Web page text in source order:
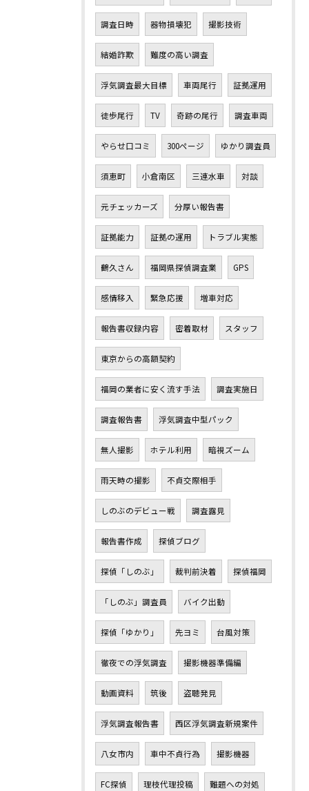
調査日時 器物損壊犯 撮影技術
結婚詐欺 難度の高い調査
浮気調査最大目標 車両尾行 証拠運用
徒歩尾行 TV 奇跡の尾行 調査車両
やらせ口コミ 300ページ ゆかり調査員
須恵町 小倉南区 三連水車 対談
元チェッカーズ 分厚い報告書
証拠能力 証拠の運用 トラブル実態
鶴久さん 福岡県探偵調査業 GPS
感情移入 緊急応援 増車対応
報告書収録内容 密着取材 スタッフ
東京からの高額契約
福岡の業者に安く流す手法 調査実施日
調査報告書 浮気調査中型パック
無人撮影 ホテル利用 暗視ズーム
雨天時の撮影 不貞交際相手
しのぶのデビュー戦 調査露見
報告書作成 探偵ブログ
探偵「しのぶ」 裁判前決着 探偵福岡
「しのぶ」調査員 バイク出動
探偵「ゆかり」 先ヨミ 台風対策
徹夜での浮気調査 撮影機器準備編
動画資料 筑後 盗聴発見
浮気調査報告書 西区浮気調査新規案件
八女市内 車中不貞行為 撮影機器
FC探偵 理枝代理投稿 難題への対処